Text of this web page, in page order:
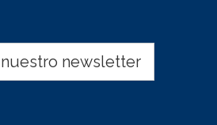
newsletter